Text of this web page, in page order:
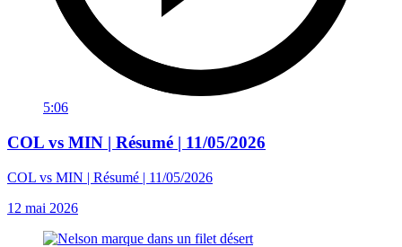
5:06
COL vs MIN | Résumé | 11/05/2026
COL vs MIN | Résumé | 11/05/2026
12 mai 2026